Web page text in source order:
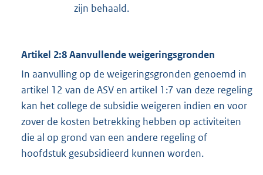
zijn behaald.
Artikel 2:8 Aanvullende weigeringsgronden
In aanvulling op de weigeringsgronden genoemd in
artikel 12 van de ASV en artikel 1:7 van deze regeling
kan het college de subsidie weigeren indien en voor
zover de kosten betrekking hebben op activiteiten
die al op grond van een andere regeling of
hoofdstuk gesubsidieerd kunnen worden.